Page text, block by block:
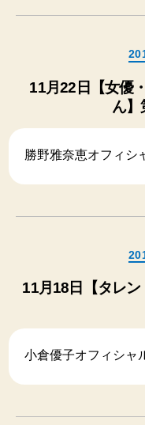
11月22日【女優
ん
勝野雅奈恵オフィシ
11月18日【タレ
小倉優子オフィシャ